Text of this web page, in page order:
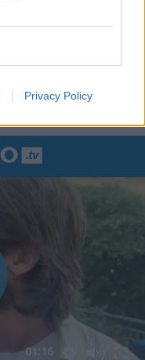
Privacy Policy
01:16